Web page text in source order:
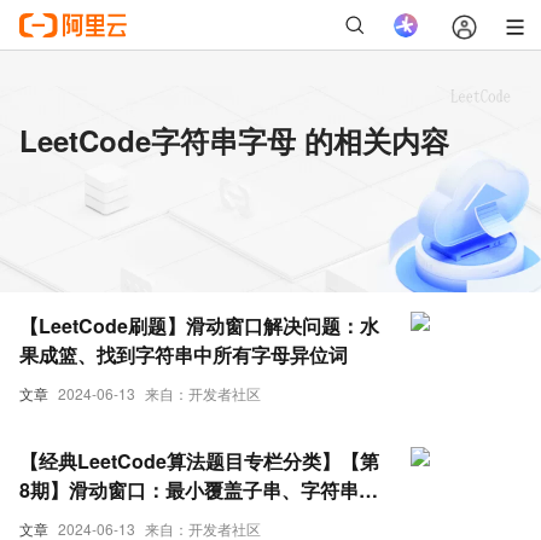
LeetCode字符串字母 的相关内容
文章 2024-06-13 来自：开发者社区
【LeetCode刷题】滑动窗口解决问题：水
果成篮、找到字符串中所有字母异位词
文章 2024-06-13 来自：开发者社区
【经典LeetCode算法题目专栏分类】【第
8期】滑动窗口：最小覆盖子串、字符串排
列、找所有字母异位词、 最长无重复子串